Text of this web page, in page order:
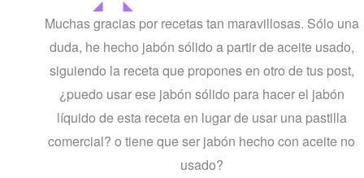
Muchas gracias por recetas tan maravillosas. Sólo una
duda, he hecho jabón sólido a partir de aceite usado,
siguiendo la receta que propones en otro de tus post,
¿puedo usar ese jabón sólido para hacer el jabón
líquido de esta receta en lugar de usar una pastilla
comercial? o tiene que ser jabón hecho con aceite no
usado?